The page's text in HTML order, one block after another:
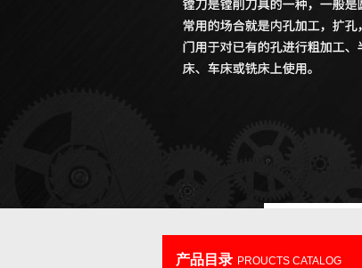
产品目录 PROUCTS CATALOG